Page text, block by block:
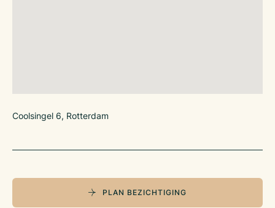
Coolsingel 6, Rotterdam
PLAN BEZICHTIGING